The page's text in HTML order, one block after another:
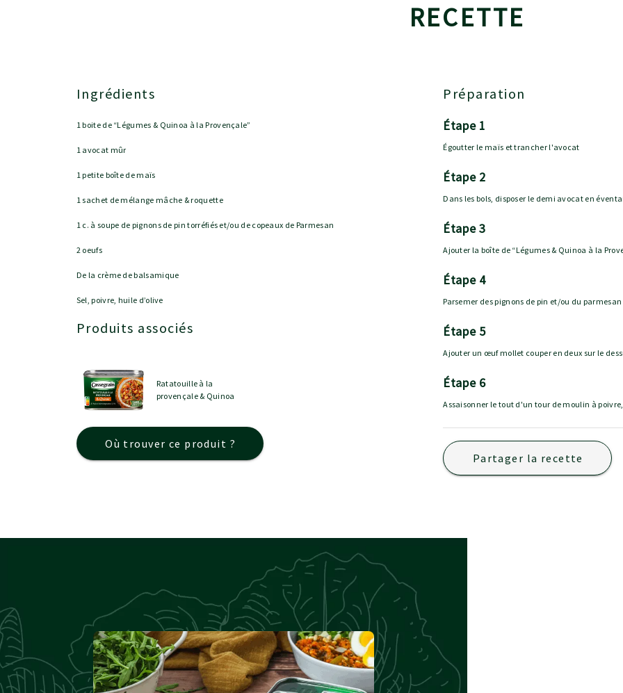
RECETTE
Ingrédients
1 boite de “Légumes & Quinoa à la Provençale”
1 avocat mûr
1 petite boîte de maïs
1 sachet de mélange mâche & roquette
1 c. à soupe de pignons de pin torréfiés et/ou de copeaux de Parmesan
2 oeufs
De la crème de balsamique
Sel, poivre, huile d’olive
Produits associés
Ratatouille à la
provençale & Quinoa
Où trouver ce produit ?
Préparation
étape 1
Égoutter le maïs et trancher l'avocat
étape 2
Dans les bols, disposer le demi avocat en
étape 3
Ajouter la boîte de “Légumes & Quinoa à la
étape 4
Parsemer des pignons de pin et/ou du parmesan
étape 5
Ajouter un œuf mollet couper en deux sur le
étape 6
Assaisonner le tout d'un tour de moulin à
Partager la recette